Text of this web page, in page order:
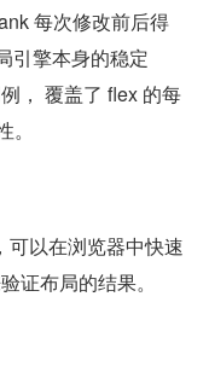
每次修改前后得
引擎本身的稳定
， 覆盖了 flex 的每
可以在浏览器中快速
证布局的结果。